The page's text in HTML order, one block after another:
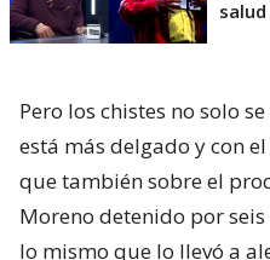
salud
Pero los chistes no solo
está más delgado y con
que también sobre el
Moreno detenido por seis
lo mismo que lo llevó a